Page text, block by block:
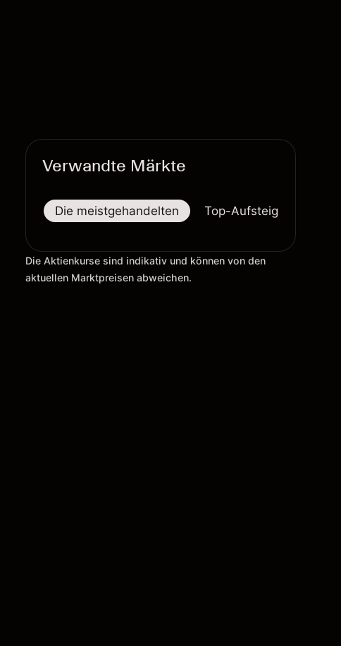
Verwandte Märkte
Die meistgehandelten Top-Aufsteiger
Die Aktienkurse sind indikativ und können von den
aktuellen Marktpreisen abweichen.